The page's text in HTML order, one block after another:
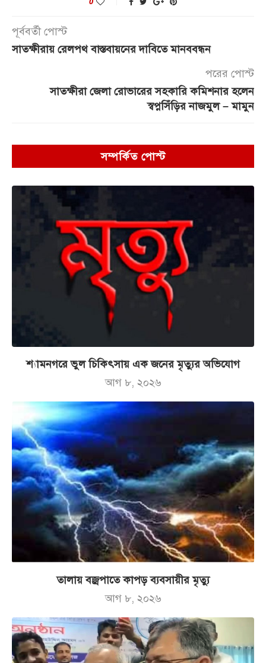
পূর্ববর্তী পোস্ট
সাতক্ষীরায় রেলপথ বাস্তবায়নের দাবিতে মানববন্ধন
পরের পোস্ট
সাতক্ষীরা জেলা রোভারের সহকারি কমিশনার হলেন
স্বপ্নসিঁড়ির নাজমুল – মামুন
সম্পর্কিত পোস্ট
শ্যামনগরে ভুল চিকিৎসায় এক জনের মৃত্যুর অভিযোগ
আগ ৮, ২০২৬
তালায় বজ্রপাতে কাপড় ব্যবসায়ীর মৃত্যু
আগ ৮, ২০২৬